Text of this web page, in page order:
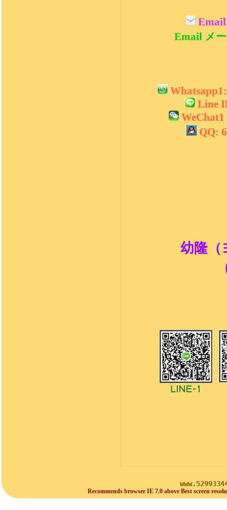
Email
Email メ
Line
QQ:
幼隆（
Recommends browser IE 7.0 above Best screen